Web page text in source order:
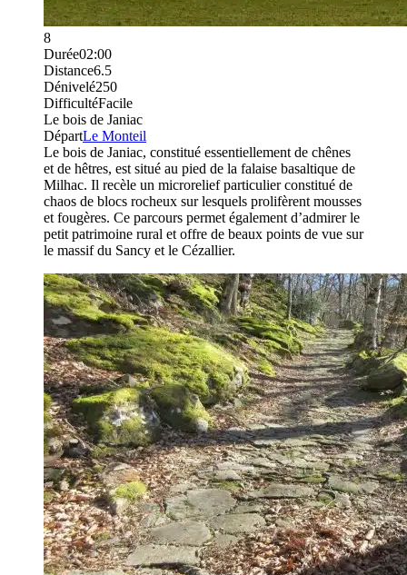
8
Durée02:00
Distance6.5
Dénivelé250
DifficultéFacile
Le bois de Janiac
DépartLe Monteil
Le bois de Janiac, constitué essentiellement de chênes
et de hêtres, est situé au pied de la falaise basaltique de
Milhac. Il recèle un microrelief particulier constitué de
chaos de blocs rocheux sur lesquels prolifèrent mousses
et fougères. Ce parcours permet également d’admirer le
petit patrimoine rural et offre de beaux points de vue sur
le massif du Sancy et le Cézallier.